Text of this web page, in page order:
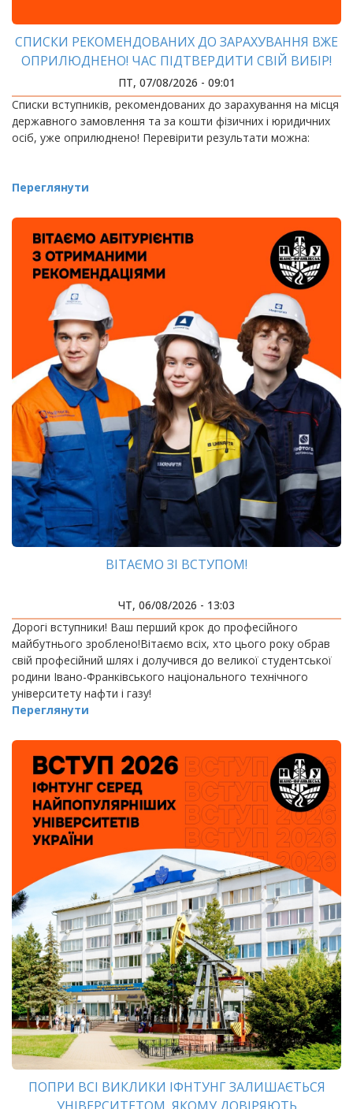
СПИСКИ РЕКОМЕНДОВАНИХ ДО ЗАРАХУВАННЯ ВЖЕ
ОПРИЛЮДНЕНО! ЧАС ПІДТВЕРДИТИ СВІЙ ВИБІР!
ПТ, 07/08/2026 - 09:01
Списки вступників, рекомендованих до зарахування на місця
державного замовлення та за кошти фізичних і юридичних
осіб, уже оприлюднено! Перевірити результати можна:
Переглянути
ВІТАЄМО ЗІ ВСТУПОМ!
ЧТ, 06/08/2026 - 13:03
Дорогі вступники! Ваш перший крок до професійного
майбутнього зроблено!Вітаємо всіх, хто цього року обрав
свій професійний шлях і долучився до великої студентської
родини Івано-Франківського національного технічного
університету нафти і газу!
Переглянути
ПОПРИ ВСІ ВИКЛИКИ ІФНТУНГ ЗАЛИШАЄТЬСЯ